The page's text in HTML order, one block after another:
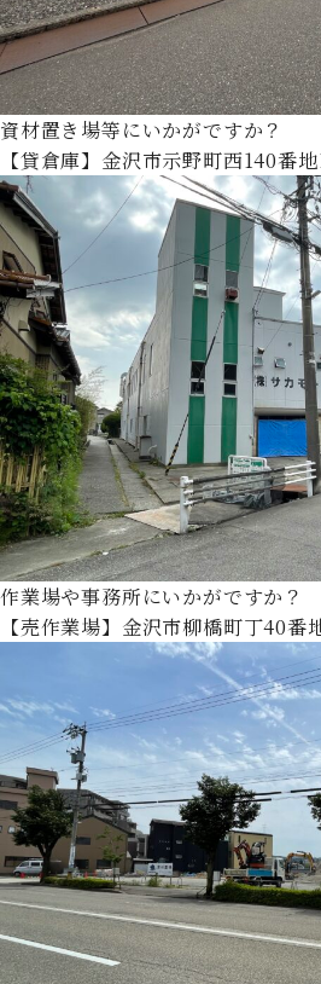
資材置き場等にいかがですか？
【貸倉庫】金沢市示野町西140番
作業場や事務所にいかがですか？
【売作業場】金沢市柳橋町丁40番